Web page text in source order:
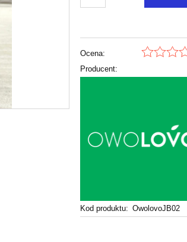
Ocena:
Producent:
Kod produktu: OwolovoJB02